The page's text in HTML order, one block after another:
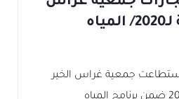
الخير الإنسانية لـ2020/ المياه
استطاعت جمعية غراس الخير